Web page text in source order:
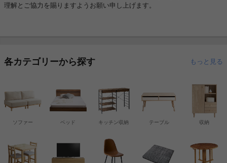
理解とご協力を賜りますようお願い申し上げます。
各カテゴリーから探す もっと見る
ソファー ベッド 収納
キッチン収納 テーブル